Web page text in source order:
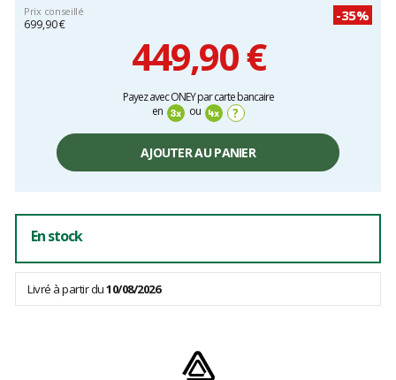
Prix conseillé
699,90 €
-35%
449,90 €
Payez avec ONEY par carte bancaire
en
ou ?
AJOUTER AU PANIER
En stock
Livré à partir du10/08/2026